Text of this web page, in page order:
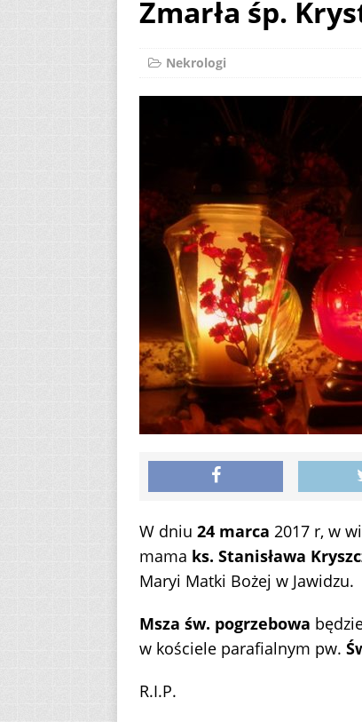
[ 2 sierpnia
Zmarła śp.
Nekrologi
W dniu 24 marca 2017 r, w
mama ks. Stanisława
Maryi Matki Bożej w Jawidzu.
Msza św. pogrzebowa
w kościele parafialnym pw.
R.I.P.